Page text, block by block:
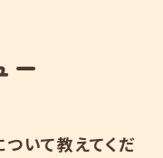
ー
いて教えてくだ